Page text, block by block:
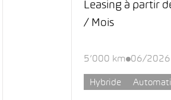
Leasing à partir
/ Mois
5’000 km 06/2026
Hybride